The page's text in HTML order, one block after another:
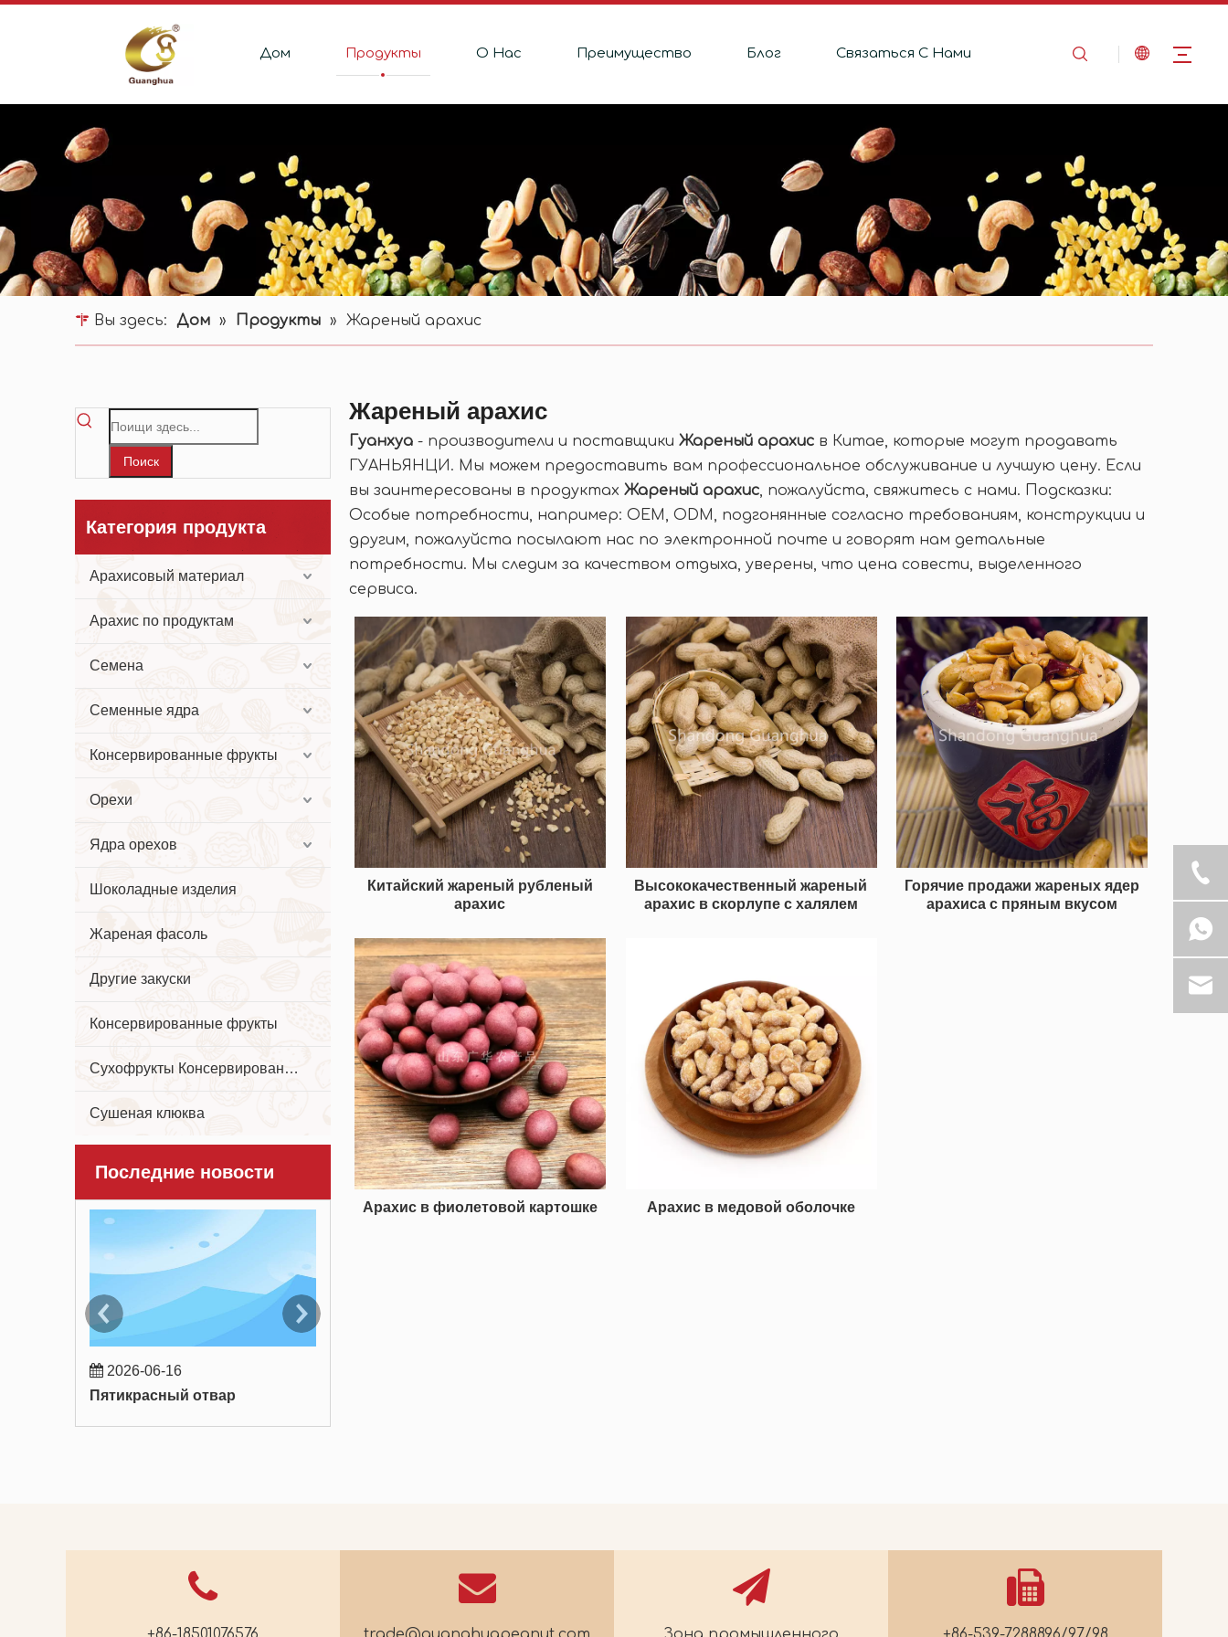
Дом Продукты О Hас Преимущество Блог Связаться C Hами
Вы здесь: Дом » Продукты » Жареный арахис
Поиск
Категория продукта
Арахисовый материал
Арахис по продуктам
Семена
Семенные ядра
Консервированные фрукты
Орехи
Ядра орехов
Шоколадные изделия
Жареная фасоль
Другие закуски
Консервированные фрукты
Сухофрукты Консервированные фрукты
Сушеная клюква
Последние новости
2026-06-16
Пятикрасный отвар
Жареный арахис
Гуанхуа - производители и поставщики Жареный арахис в Китае, которые могут продавать
ГУАНЬЯНЦИ. Мы можем предоставить вам профессиональное обслуживание и лучшую цену. Если
вы заинтересованы в продуктах Жареный арахис, пожалуйста, свяжитесь с нами. Подсказки:
Особые потребности, например: OEM, ODM, подгонянные согласно требованиям, конструкции и
другим, пожалуйста посылают нас по электронной почте и говорят нам детальные
потребности. Мы следим за качеством отдыха, уверены, что цена совести, выделенного
сервиса.
Китайский жареный рубленый
арахис
Высококачественный жареный
арахис в скорлупе с халялем
Горячие продажи жареных ядер
арахиса с пряным вкусом
Арахис в фиолетовой картошке Арахис в медовой оболочке